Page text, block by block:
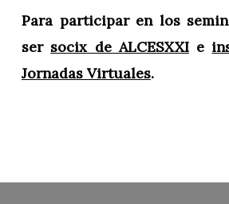
Para participar en los
ser socix de ALCESXXIe
Jornadas Virtuales.